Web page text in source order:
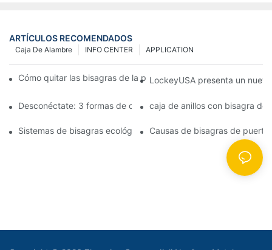
ARTÍCULOS RECOMENDADOS
APPLICATION
INFO CENTER
Caja De Alambre
Cómo quitar las bisagras de la puerta de su cocina, horno o
LockeyUSA presenta un
Desconéctate: 3 formas de crear puertas visualmente
caja de anillos con bisagra de
Sistemas de bisagras ecológicas: juntas herméticas para
Causas de bisagras de